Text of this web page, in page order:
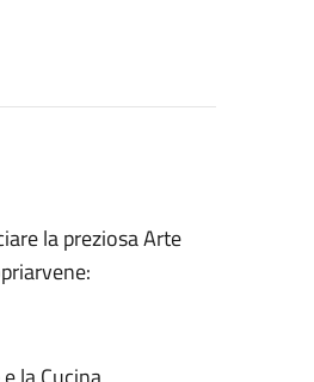
la preziosa Arte